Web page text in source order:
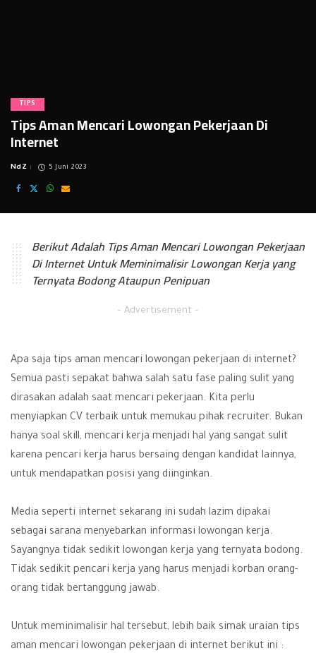
TIPS
Tips Aman Mencari Lowongan Pekerjaan Di
Internet
Posted
NdZ 5 Juni 2023
Berikut Adalah Tips Aman Mencari Lowongan Pekerjaan
Di Internet Untuk Meminimalisir Lowongan Kerja yang
Ternyata Bodong Ataupun Penipuan
– Advertisement –
Apa saja tips aman mencari lowongan pekerjaan di internet?
Semua pasti sepakat bahwa salah satu fase paling sulit yang
dirasakan adalah saat mencari pekerjaan. Kita perlu
menyiapkan CV terbaik untuk memukau pihak recruiter. Bukan
hanya soal skill, mencari kerja menjadi hal yang sangat sulit
karena pencari kerja harus bersaing dengan kandidat lainnya,
untuk mendapatkan posisi yang diinginkan.
Media seperti internet sekarang ini sudah lazim dipakai
sebagai sarana menyebarkan informasi lowongan kerja.
Sayangnya tidak sedikit lowongan kerja yang ternyata bodong.
Tidak sedikit pencari kerja yang harus menjadi korban orang-
orang tidak bertanggung jawab.
Untuk meminimalisir hal tersebut, lebih baik simak uraian tips
aman mencari lowongan pekerjaan di internet berikut ini :